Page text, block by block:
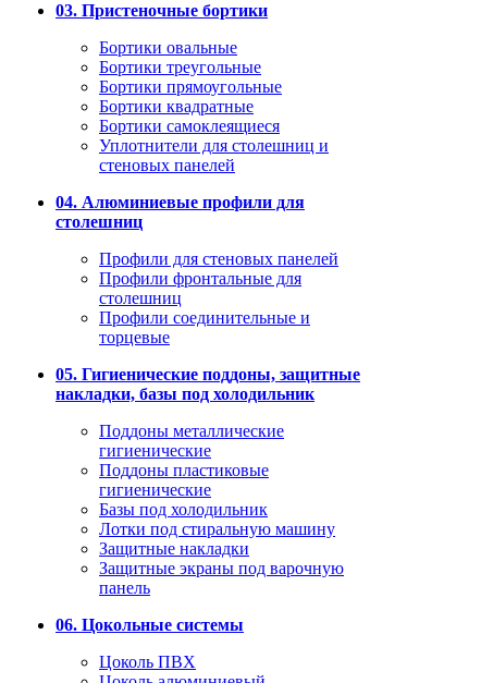
03. Пристеночные бортики
Бортики овальные
Бортики треугольные
Бортики прямоугольные
Бортики квадратные
Бортики самоклеящиеся
Уплотнители для столешниц и
стеновых панелей
04. Алюминиевые профили для
столешниц
Профили для стеновых панелей
Профили фронтальные для
столешниц
Профили соединительные и
торцевые
05. Гигиенические поддоны, защитные
накладки, базы под холодильник
Поддоны металлические
гигиенические
Поддоны пластиковые
гигиенические
Базы под холодильник
Лотки под стиральную машину
Защитные накладки
Защитные экраны под варочную
панель
06. Цокольные системы
Цоколь ПВХ